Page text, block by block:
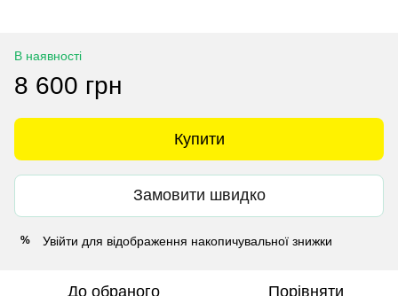
В наявності
8 600 грн
Купити
Замовити швидко
% Увійти для відображення накопичувальної знижки
До обраного Порівняти